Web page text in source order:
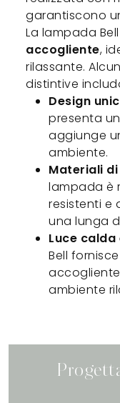
garantiscono
La lampada
accogliente,
rilassante.
distintive
Design
presenta
aggiunge
ambiente.
Materiali
lampada è
resistenti e
una lunga
Luce
Bell
ambiente